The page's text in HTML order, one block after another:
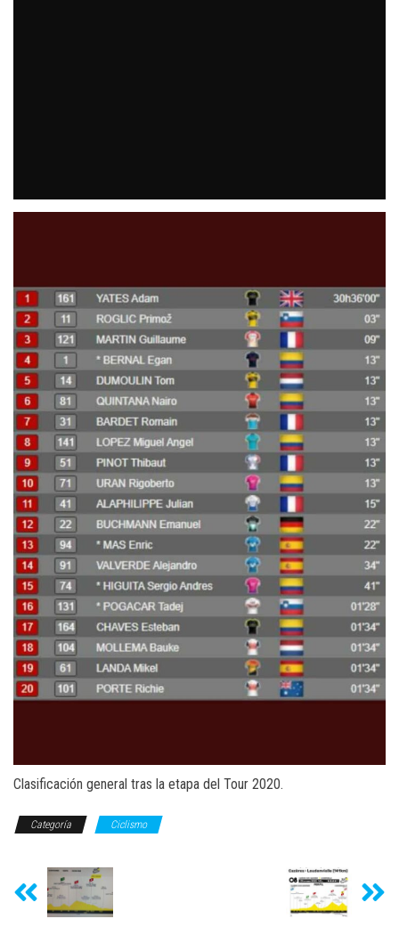
Clasificación general tras la etapa del Tour 2020.
Categoría Ciclismo